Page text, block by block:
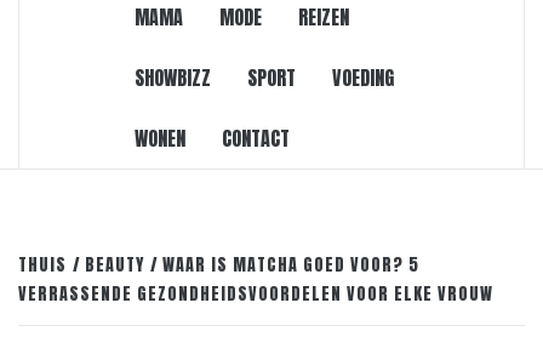
MAMA MODE REIZEN
SHOWBIZZ SPORT VOEDING
WONEN CONTACT
THUIS BEAUTY
WAAR IS MATCHA GOED VOOR? 5
VERRASSENDE GEZONDHEIDSVOORDELEN VOOR ELKE VROUW